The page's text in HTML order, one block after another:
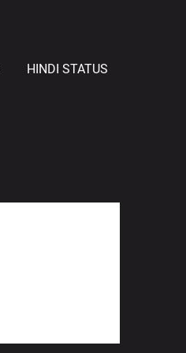
HINDI STATUS